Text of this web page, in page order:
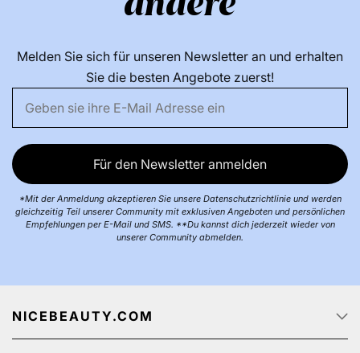
Melden Sie sich für unseren Newsletter an und erhalten
Sie die besten Angebote zuerst!
Für den Newsletter anmelden
*Mit der Anmeldung akzeptieren Sie unsere Datenschutzrichtlinie und werden
gleichzeitig Teil unserer Community mit exklusiven Angeboten und persönlichen
Empfehlungen per E-Mail und SMS. **Du kannst dich jederzeit wieder von
unserer Community abmelden.
NICEBEAUTY.COM